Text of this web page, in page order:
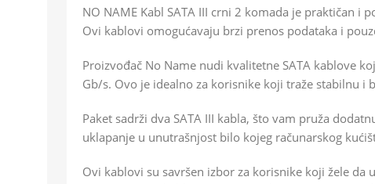
NO NAME Kabl SATA III crni 2 komada je praktičan i
Ovi kablovi omogućavaju brzi prenos podataka i
Proizvođač No Name nudi kvalitetne SATA kablove
Gb/s. Ovo je idealno za korisnike koji traže stabilnu i
Paket sadrži dva SATA III kabla, što vam pruža
uklapanje u unutrašnjost bilo kojeg računarskog
Ovi kablovi su savršen izbor za korisnike koji žele